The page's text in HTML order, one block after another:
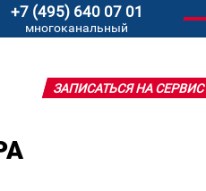
+7 (495) 640 07 01
многоканальный
ЗАПИСАТЬСЯ НА СЕРВИС